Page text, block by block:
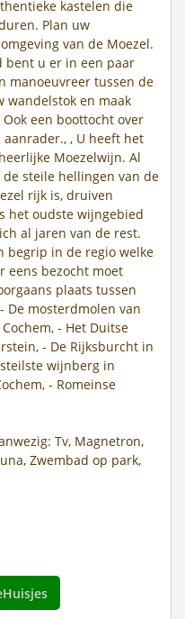
kastelen die
Plan uw
van de Moezel.
bent u er in een paar
manoeuvreer tussen de
wandelstok en maak
een boottocht over
, U heeft het
Moezelwijn. Al
steile hellingen van de
rijk is, druiven
het oudste wijngebied
al jaren van de rest.
begrip in de regio welke
eens bezocht moet
plaats tussen
De mosterdmolen van
- Het Duitse
- De Rijksburcht in
wijnberg in
- Romeinse
Tv, Magnetron,
Zwembad op park,